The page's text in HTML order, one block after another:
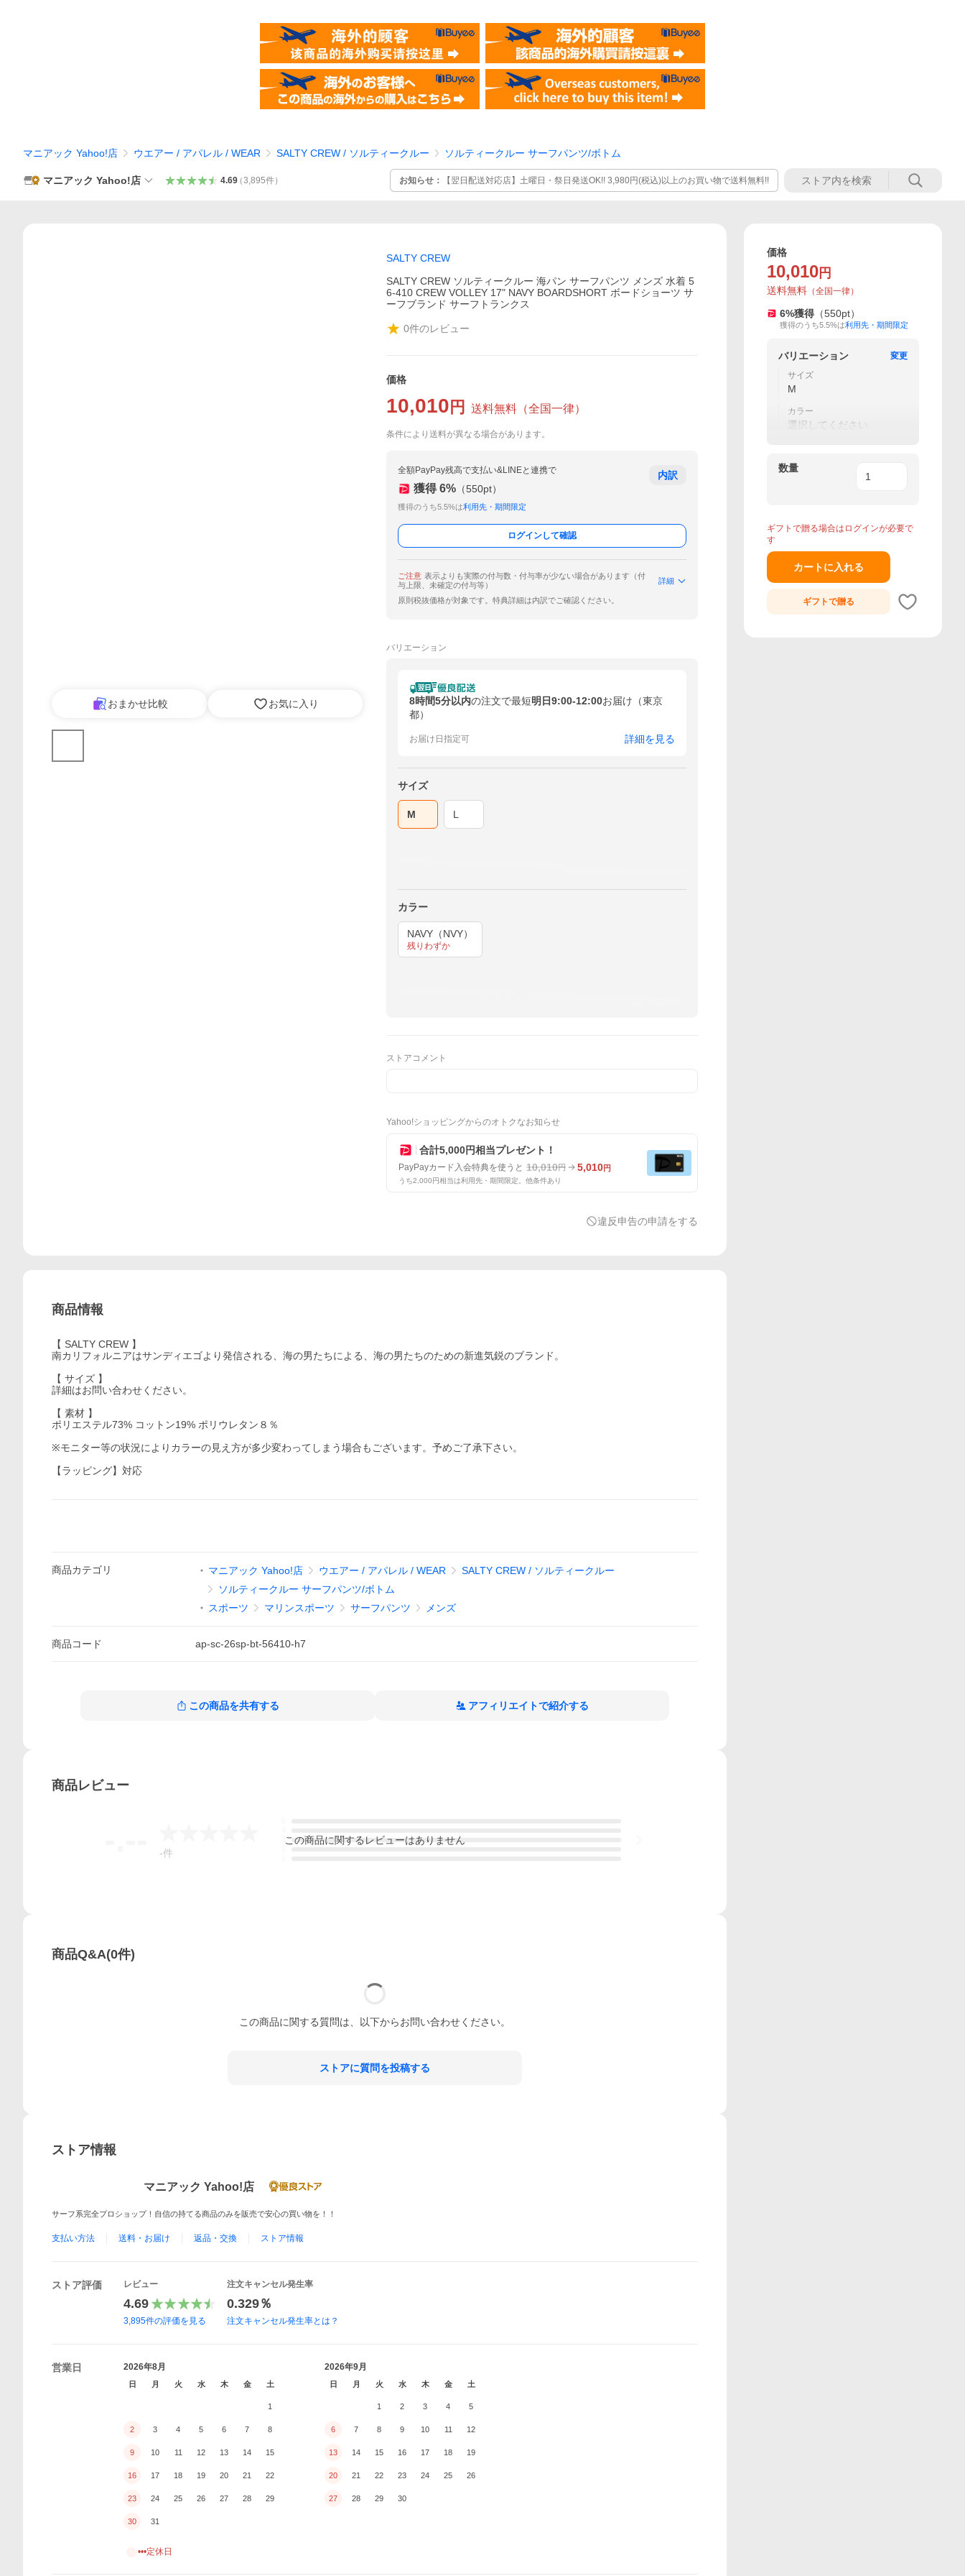
マニアック Yahoo!店 ウエアー / アパレル / WEAR SALTY CREW / ソルティークルー ソルティークルー サーフパンツ/ボトム
マニアック Yahoo!店 4.69（3,895件） お知らせ： 【翌日配送対応店】土曜日・祭日発送OK!! 3,980円(税込)以上のお買い物で送料無料!!
おまかせ比較 お気に入り
SALTY CREW
SALTY CREW ソルティークルー 海パン サーフパンツ メンズ 水着 5
6-410 CREW VOLLEY 17" NAVY BOARDSHORT ボードショーツ サ
ーフブランド サーフトランクス
0件のレビュー
価格
10,010 円 送料無料 （全国一律）
条件により送料が異なる場合があります。
全額PayPay残高で支払い&LINEと連携で
獲得 6% （550pt）
獲得のうち5.5%は利用先・期間限定
内訳
ログインして確認
ご注意 表示よりも実際の付与数・付与率が少ない場合があります（付
与上限、未確定の付与等）
詳細
原則税抜価格が対象です。特典詳細は内訳でご確認ください。
バリエーション
8時間5分以内の注文で最短明日9:00-12:00お届け（東京
都）
お届け日指定可 詳細を見る
サイズ
M L
カラー
NAVY（NVY）
残りわずか
ストアコメント
Yahoo!ショッピングからのオトクなお知らせ
合計5,000円相当プレゼント！
PayPayカード入会特典を使うと 10,010円 5,010円
うち2,000円相当は利用先・期間限定。他条件あり
違反申告の申請をする
商品情報
【 SALTY CREW 】
南カリフォルニアはサンディエゴより発信される、海の男たちによる、海の男たちのための新進気鋭のブランド。
【 サイズ 】
詳細はお問い合わせください。
【 素材 】
ポリエステル73% コットン19% ポリウレタン８％
※モニター等の状況によりカラーの見え方が多少変わってしまう場合もございます。予めご了承下さい。
【ラッピング】対応
商品カテゴリ マニアック Yahoo!店 ウエアー / アパレル / WEAR
SALTY CREW / ソルティークルー
ソルティークルー サーフパンツ/ボトム
スポーツ
マリンスポーツ サーフパンツ メンズ
商品コード ap-sc-26sp-bt-56410-h7
この商品を共有する アフィリエイトで紹介する
商品レビュー
-件
この商品に関するレビューはありません
商品Q&A(0件)
この商品に関する質問は、以下からお問い合わせください。
ストアに質問を投稿する
ストア情報
マニアック Yahoo!店
サーフ系完全プロショップ！自信の持てる商品のみを販売で安心の買い物を！！
支払い方法 送料・お届け 返品・交換 ストア情報
ストア評価 レビュー
4.69
3,895件の評価を見る
注文キャンセル発生率
0.329％
注文キャンセル発生率とは？
営業日 2026年8月
日 月 火 水 木 金 土
1
2 3 4 5 6 7 8
9 10 11 12 13 14 15
16 17 18 19 20 21 22
23 24 25 26 27 28 29
30 31
2026年9月
日 月 火 水 木 金 土
1 2 3 4 5
6 7 8 9 10 11 12
13 14 15 16 17 18 19
20 21 22 23 24 25 26
27 28 29 30
•••定休日
価格
10,010 円
送料無料 （全国一律）
6%獲得 （550pt）
獲得のうち5.5%は利用先・期間限定
バリエーション
変更
サイズ
M
カラー
選択してください
数量
ギフトで贈る場合はログインが必要で
す
カートに入れる
ギフトで贈る